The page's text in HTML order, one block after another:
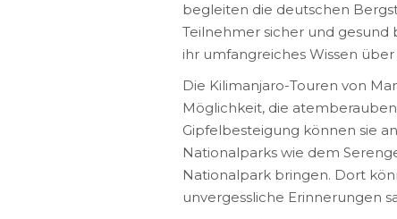
begleiten die deutschen
Teilnehmer sicher und
ihr umfangreiches Wissen
Die Kilimanjaro-Touren von
Möglichkeit, die
Gipfelbesteigung können sie
Nationalparks wie dem
Nationalpark bringen. Dort
unvergessliche Erinnerungen